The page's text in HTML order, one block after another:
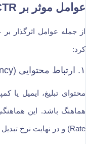
عوامل موثر بر CTR
کرد:
۱.‌ ارتباط محتوایی (Content Relevancy):
Rate) و در نهایت نرخ تبدیل (Conversion Rate) نیز تأثیر می‌گذارد.